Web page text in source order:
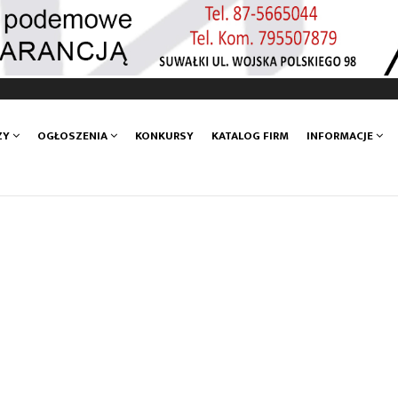
OGŁOSZENIA KONKURSY KATALOG FIRM INFORMACJE